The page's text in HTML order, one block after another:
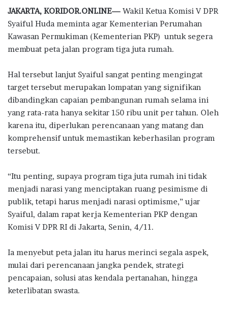
e
b
o
k
it
te
r
at
s
A
p
p
e e
g
ra
ar
e
JAKARTA, KORIDOR.ONLINE— Wakil Ketua Komisi V DPR
Syaiful Huda meminta agar Kementerian Perumahan
Kawasan Permukiman (Kementerian PKP) untuk segera
membuat peta jalan program tiga juta rumah.
Hal tersebut lanjut Syaiful sangat penting mengingat
target tersebut merupakan lompatan yang signifikan
dibandingkan capaian pembangunan rumah selama ini
yang rata-rata hanya sekitar 150 ribu unit per tahun. Oleh
karena itu, diperlukan perencanaan yang matang dan
komprehensif untuk memastikan keberhasilan program
tersebut.
“Itu penting, supaya program tiga juta rumah ini tidak
menjadi narasi yang menciptakan ruang pesimisme di
publik, tetapi harus menjadi narasi optimisme,” ujar
Syaiful, dalam rapat kerja Kementerian PKP dengan
Komisi V DPR RI di Jakarta, Senin, 4/11.
Ia menyebut peta jalan itu harus merinci segala aspek,
mulai dari perencanaan jangka pendek, strategi
pencapaian, solusi atas kendala pertanahan, hingga
keterlibatan swasta.